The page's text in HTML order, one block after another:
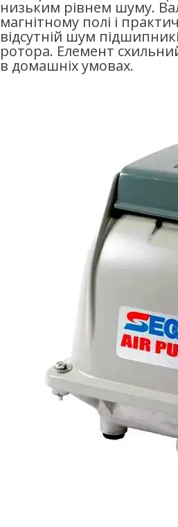
низьким рівнем шуму.
магнітному полі і
відсутній шум
ротора. Елемент
в домашніх умовах.